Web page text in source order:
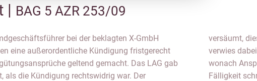
| BAG 5 AZR 253/09
bei der beklagten X-GmbH
eine außerordentliche Kündigung fristgerecht
geltend gemacht. Das LAG gab
als die Kündigung rechtswidrig war. Der
rechtzeitig gerichtlich geltend zu machen. Sie
vereinbarte zweistufige Verfallklausel,
Dienstvertrag innerhalb von drei Monaten nach
von drei Monaten nach Ablehnung durch